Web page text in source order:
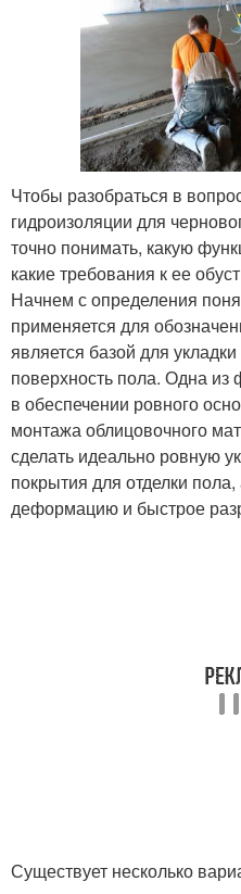
Чтобы разобраться в
гидроизоляции для
точно понимать, какую
какие требования к ее
Начнем с определения
применяется для
является базой для
поверхность пола. Одна из
в обеспечении ровного
монтажа облицовочного
сделать идеально ровную
покрытия для отделки
деформацию и быстрое
Существует несколько